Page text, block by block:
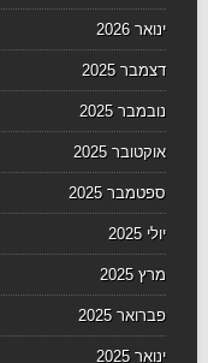
ינואר 2026
דצמבר 2025
נובמבר 2025
אוקטובר 2025
ספטמבר 2025
יולי 2025
מרץ 2025
פברואר 2025
ינואר 2025